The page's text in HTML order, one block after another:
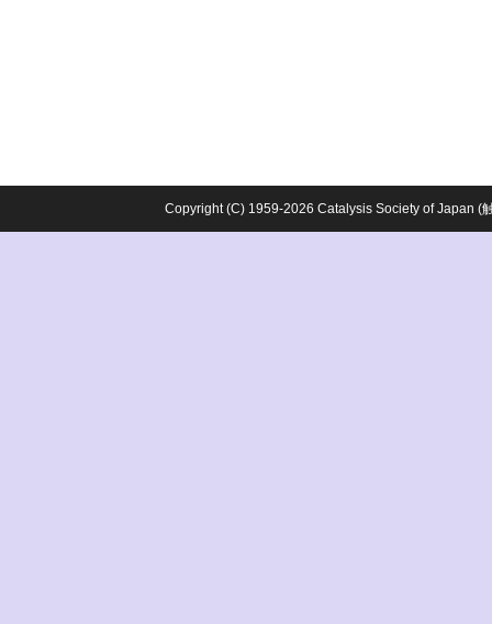
Copyright (C) 1959-2026 Catalysis Society of Japan (